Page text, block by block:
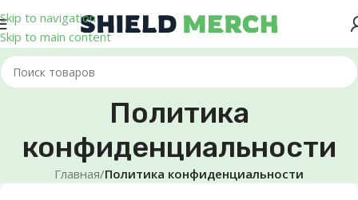
Skip to navigation
Skip to main content
Политика
конфиденциальности
Главная/Политика конфиденциальности